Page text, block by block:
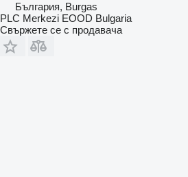
България, Burgas
PLC Merkezi EOOD Bulgaria
Свържете се с продавача